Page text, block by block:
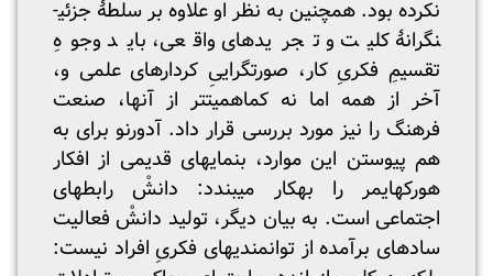
نکرده بود. همچنین به نظر او علاوه بر سلطۀ جزئی­
نگرانۀ کلیت و تجریدهای واقعی، باید وجوهِ
تقسیمِ فکریِ کار، صورت­گراییِ کردارهای علمی و،
آخر از همه اما نه کم­اهمیت­تر از آنها، صنعت
فرهنگ را نیز مورد بررسی قرار داد. آدورنو برای به
هم پیوستن این موارد، بن­مایه­ای قدیمی از افکار
هورکهایمر را به­کار می­بندد: دانشْ رابطه­ای
اجتماعی است. به بیان دیگر، تولید دانشْ فعالیت
ساده­ای برآمده از توانمندی­های فکریِ افراد نیست: